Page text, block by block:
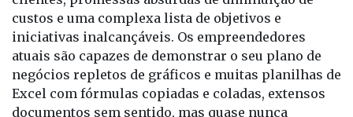
iniciativas inalcançáveis. Os empreendedores
atuais são capazes de demonstrar o seu plano de
negócios repletos de gráficos e muitas planilhas de
Excel com fórmulas copiadas e coladas, extensos
documentos sem sentido, mas quase nunca
conseguem demonstrar uma imagem clara do seu